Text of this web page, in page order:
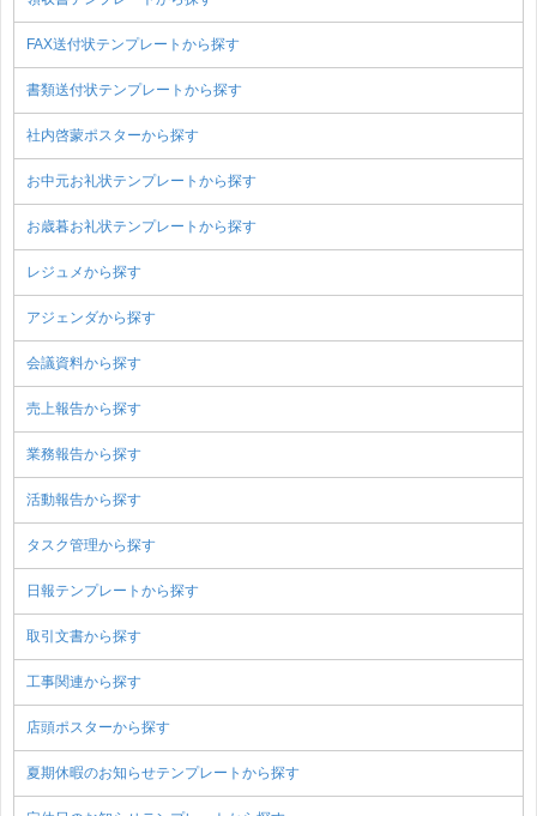
FAX送付状テンプレートから探す
書類送付状テンプレートから探す
社内啓蒙ポスターから探す
お中元お礼状テンプレートから探す
お歳暮お礼状テンプレートから探す
レジュメから探す
アジェンダから探す
会議資料から探す
売上報告から探す
業務報告から探す
活動報告から探す
タスク管理から探す
日報テンプレートから探す
取引文書から探す
工事関連から探す
店頭ポスターから探す
夏期休暇のお知らせテンプレートから探す